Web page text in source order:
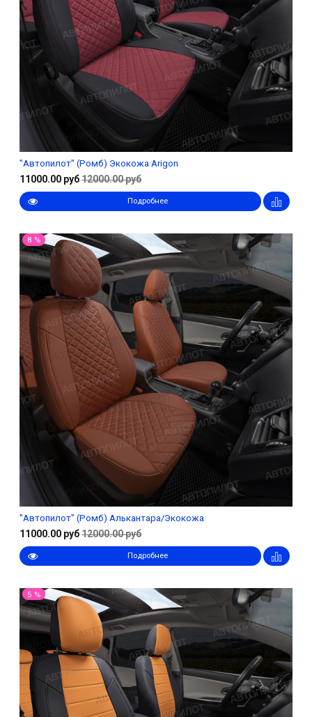
"Автопилот" (Ромб) Экокожа Arigon
11000.00 руб12000.00 руб
Подробнее
8 %
"Автопилот" (Ромб) Алькантара/Экокожа
11000.00 руб12000.00 руб
Подробнее
5 %